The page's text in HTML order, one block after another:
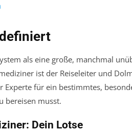
als eine große, manchmal
ist der Reiseleiter und
Experte für ein bestimmtes,
bereisen musst.
Dein Lotse